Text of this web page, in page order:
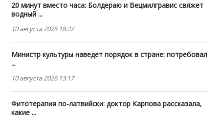
20 минут вместо часа: Болдераю и Вецмилгравис свяжет
водный ...
10 августа 2026 18:22
Министр культуры наведет порядок в стране: потребовал
...
10 августа 2026 13:17
Фитотерапия по-латвийски: доктор Карпова рассказала,
какие ...